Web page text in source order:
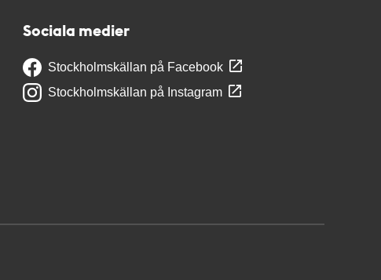
Sociala medier
Stockholmskällan på Facebook
Stockholmskällan på Instagram